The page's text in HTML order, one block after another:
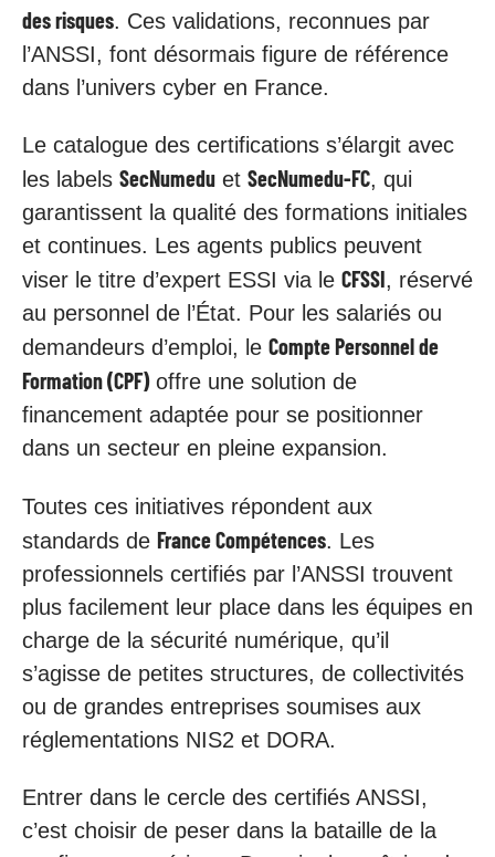
des risques. Ces validations, reconnues par
l’ANSSI, font désormais figure de référence
dans l’univers cyber en France.
Le catalogue des certifications s’élargit avec
les labels SecNumedu et SecNumedu-FC, qui
garantissent la qualité des formations initiales
et continues. Les agents publics peuvent
viser le titre d’expert ESSI via le CFSSI, réservé
au personnel de l’État. Pour les salariés ou
demandeurs d’emploi, le Compte Personnel de
Formation (CPF)offre une solution de
financement adaptée pour se positionner
dans un secteur en pleine expansion.
Toutes ces initiatives répondent aux
standards de France Compétences. Les
professionnels certifiés par l’ANSSI trouvent
plus facilement leur place dans les équipes en
charge de la sécurité numérique, qu’il
s’agisse de petites structures, de collectivités
ou de grandes entreprises soumises aux
réglementations NIS2 et DORA.
Entrer dans le cercle des certifiés ANSSI,
c’est choisir de peser dans la bataille de la